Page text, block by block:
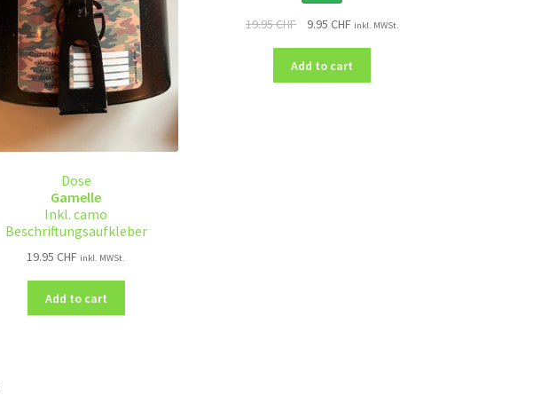
Dose
Gamelle
Inkl. camo
Beschriftungsaufkleber
19.95CHF inkl. MWSt.
Add to cart
19.95CHF 9.95 CHF inkl. MWSt.
Add to cart